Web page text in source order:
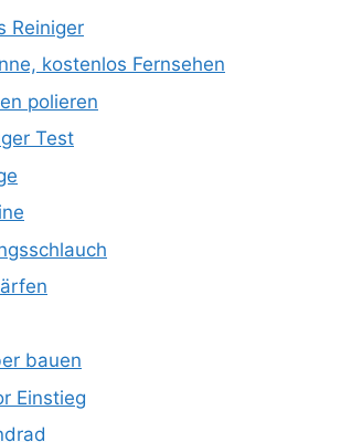
Reiniger
kostenlos Fernsehen
polieren
Test
bauen
Einstieg